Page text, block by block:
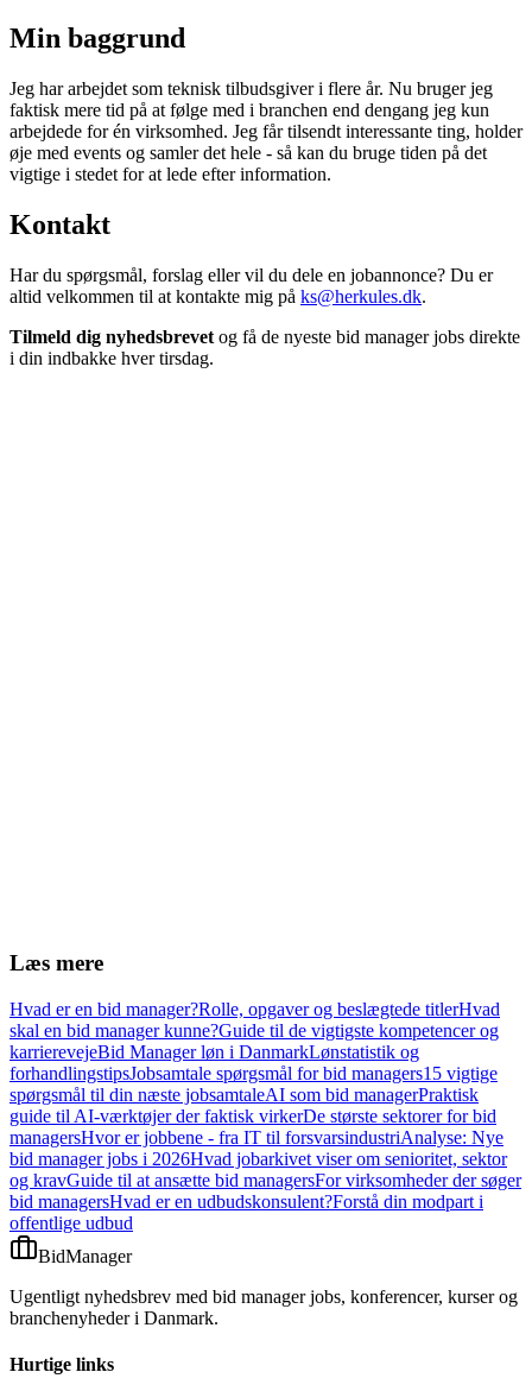
Min baggrund
Jeg har arbejdet som teknisk tilbudsgiver i flere år. Nu bruger jeg
faktisk mere tid på at følge med i branchen end dengang jeg kun
arbejdede for én virksomhed. Jeg får tilsendt interessante ting, holder
øje med events og samler det hele - så kan du bruge tiden på det
vigtige i stedet for at lede efter information.
Kontakt
Har du spørgsmål, forslag eller vil du dele en jobannonce? Du er
altid velkommen til at kontakte mig på ks@herkules.dk.
Tilmeld dig nyhedsbrevet og få de nyeste bid manager jobs direkte
i din indbakke hver tirsdag.
Læs mere
Hvad er en bid manager?Rolle, opgaver og beslægtede titlerHvad
skal en bid manager kunne?Guide til de vigtigste kompetencer og
karrierevejeBid Manager løn i DanmarkLønstatistik og
forhandlingstipsJobsamtale spørgsmål for bid managers15 vigtige
spørgsmål til din næste jobsamtaleAI som bid managerPraktisk
guide til AI-værktøjer der faktisk virkerDe største sektorer for bid
managersHvor er jobbene - fra IT til forsvarsindustriAnalyse: Nye
bid manager jobs i 2026Hvad jobarkivet viser om senioritet, sektor
og kravGuide til at ansætte bid managersFor virksomheder der søger
bid managersHvad er en udbudskonsulent?Forstå din modpart i
offentlige udbud
BidManager
Ugentligt nyhedsbrev med bid manager jobs, konferencer, kurser og
branchenyheder i Danmark.
Hurtige links